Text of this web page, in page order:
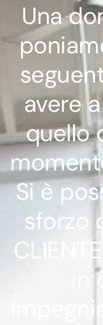
Una
avere
quello
Si è
sforzo